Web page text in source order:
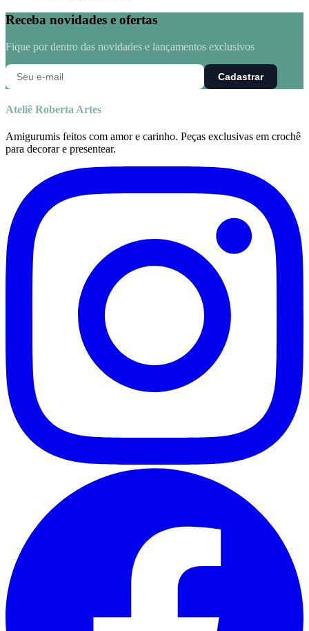
Receba novidades e ofertas
Fique por dentro das novidades e lançamentos exclusivos
Cadastrar
Ateliê Roberta Artes
Amigurumis feitos com amor e carinho. Peças exclusivas em crochê
para decorar e presentear.